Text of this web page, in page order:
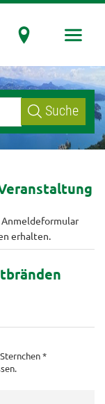
Suche
erhalten.
*